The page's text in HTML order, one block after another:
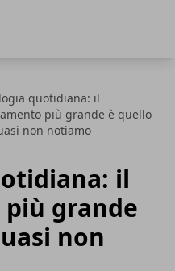
quotidiana: il
più grande è quello
non notiamo
il
grande
non